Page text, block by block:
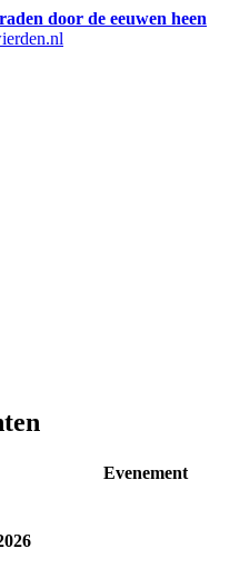
door de eeuwen heen
Evenement